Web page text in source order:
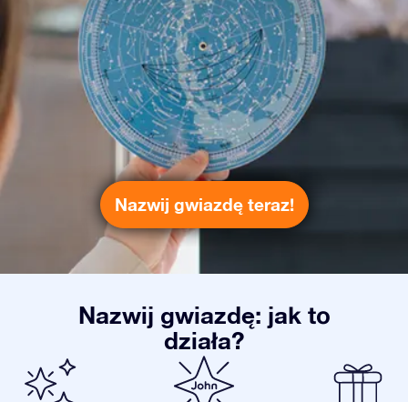
Nazwij gwiazdę teraz!
Nazwij gwiazdę: jak to
działa?